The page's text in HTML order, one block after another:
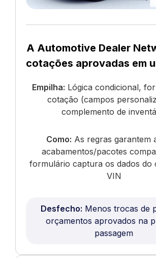
A Automotive Dealer
cotações aprovadas em
Empilha: Lógica condicional,
cotação (campos
complemento de
Como: As regras garantem
acabamentos/pacotes
formulário captura os dados do
VIN
Desfecho: Menos trocas de
orçamentos aprovados na
passagem